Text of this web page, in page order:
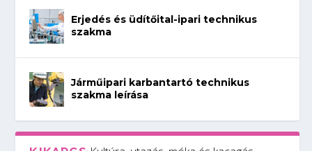
Erjedés és üdítőital-ipari technikus
szakma
Járműipari karbantartó technikus
szakma leírása